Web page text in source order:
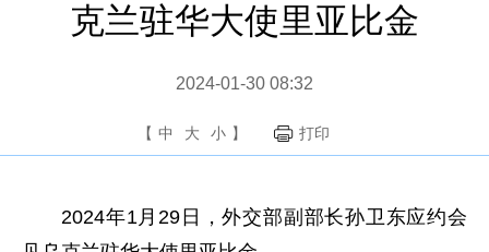
克兰驻华大使里亚比金
2024-01-30 08:32
【 中 大 小 】 打印
2024年1月29日，外交部副部长孙卫东应约会